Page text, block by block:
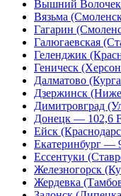
Вышний Волочек
Вязьма
Гагарин
Галюгаевская
Геленджик
Геническ
Далматово
Дзержинск
Димитровград
Донецк — 102,6
Ейск
Екатеринбург —
Ессентуки
Железногорск
Жердевка